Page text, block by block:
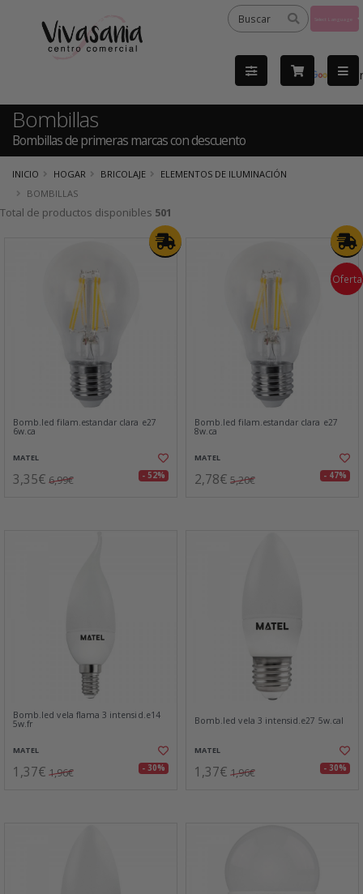
by
Bombillas
Bombillas de primeras marcas con descuento
INICIO HOGAR BRICOLAJE
ELEMENTOS DE ILUMINACIÓN
BOMBILLAS
Total de productos disponibles 501
Bomb.led filam.estandar clara e27
6w.ca
MATEL
3,35€ 6,99€ - 52%
Oferta
Bomb.led filam.estandar clara e27
8w.ca
MATEL
2,78€ 5,20€ - 47%
Bomb.led vela flama 3 intensid.e14
5w.fr
MATEL
1,37€ 1,96€ - 30%
Bomb.led vela 3 intensid.e27 5w.cal
MATEL
1,37€ 1,96€ - 30%